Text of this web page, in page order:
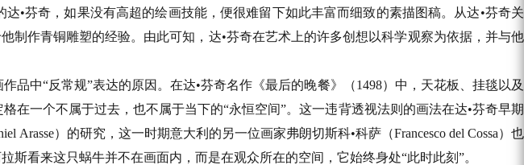
•芬奇，如果没有高超的绘画技能，便很难留下如此丰富而细致的素描图稿。从达•芬奇关
作青铜雕塑的经验。由此可知，达•芬奇在艺术上的许多创想以科学观察为依据，并与他
品中“反常规”表达的原因。在达•芬奇名作《最后的晚餐》（1498）中，天花板、挂毯以及
在一个不属于过去，也不属于当下的“永恒空间”。这一违背透视法则的画法在达•芬奇早期
）的研究，这一时期意大利的另一位画家弗朗切斯科•科萨（Francesco del Cossa）也
看来这只蜗牛并不在画面内，而是在观众所在的空间，它始终身处“此时此刻”。